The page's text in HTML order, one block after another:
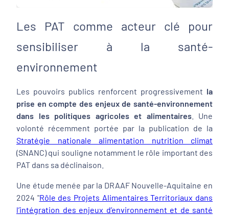
Les PAT comme acteur clé pour
sensibiliser à la santé-
environnement
Les pouvoirs publics renforcent progressivement la
prise en compte des enjeux de santé-environnement
dans les politiques agricoles et alimentaires. Une
volonté récemment portée par la publication de la
Stratégie nationale alimentation nutrition climat
(SNANC) qui souligne notamment le rôle important des
PAT dans sa déclinaison.
Une étude menée par la DRAAF Nouvelle-Aquitaine en
2024 "Rôle des Projets Alimentaires Territoriaux dans
l’intégration des enjeux d’environnement et de santé